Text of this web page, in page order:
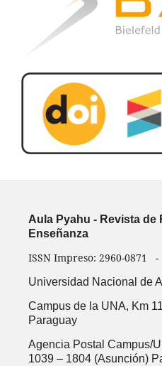
Aula Pyahu - Revista
Enseñanza
ISSN Impreso: 2960-0871
Universidad Nacional de
Campus de la UNA, Km
Paraguay
Agencia Postal Campus/
1039 – 1804 (Asunción)